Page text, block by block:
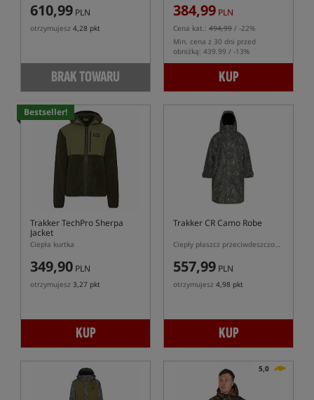
610,99 PLN
otrzymujesz 4,28 pkt
BRAK TOWARU
384,99 PLN
Cena kat.: 494,99 / -22%
Min. cena z 30 dni przed
obniżką: 439.99 / -13%
KUP
Bestseller!
Trakker TechPro Sherpa
Jacket
Ciepła kurtka
349,90 PLN
otrzymujesz 3,27 pkt
KUP
Trakker CR Camo Robe
Ciepły płaszcz przeciwdeszczowy w kolorze kamuflażu
557,99 PLN
otrzymujesz 4,98 pkt
KUP
5,0